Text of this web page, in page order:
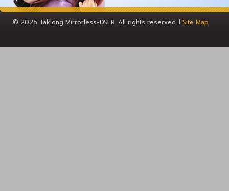
© 2026 Taklong Mirrorless-DSLR. All rights reserved. l Site Map